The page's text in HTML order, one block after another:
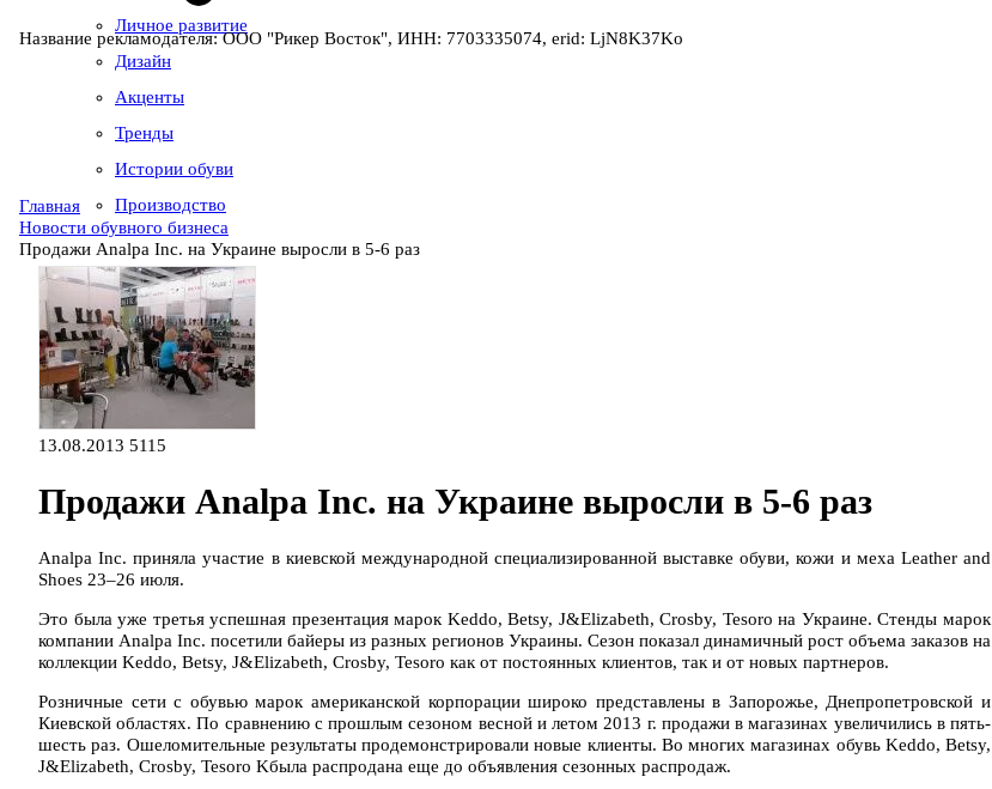
Личное развитие
Дизайн
Акценты
Тренды
Истории обуви
Производство
Название рекламодателя: ООО "Рикер Восток", ИНН: 7703335074, erid: LjN8K37Ko
Главная
Новости обувного бизнеса
Продажи Analpa Inc. на Украине выросли в 5-6 раз
13.08.2013 5115
Продажи Analpa Inc. на Украине выросли в 5-6 раз
Analpa Inc. приняла участие в киевской международной специализированной выставке обуви, кожи и меха Leather and
Shoes 23–26 июля.
Это была уже третья успешная презентация марок Keddo, Betsy, J&Elizabeth, Crosby, Tesoro на Украине. Стенды марок
компании Analpa Inc. посетили байеры из разных регионов Украины. Сезон показал динамичный рост объема заказов на
коллекции Keddo, Betsy, J&Elizabeth, Crosby, Tesoro как от постоянных клиентов, так и от новых партнеров.
Розничные сети с обувью марок американской корпорации широко представлены в Запорожье, Днепропетровской и
Киевской областях. По сравнению с прошлым сезоном весной и летом 2013 г. продажи в магазинах увеличились в пять-
шесть раз. Ошеломительные результаты продемонстрировали новые клиенты. Во многих магазинах обувь Keddo, Betsy,
J&Elizabeth, Crosby, Tesoro Kбыла распродана еще до объявления сезонных распродаж.